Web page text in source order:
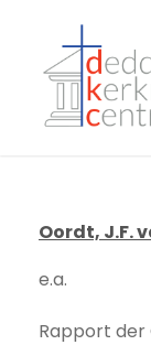
Oordt, J.F.
e.a.
Rapport der